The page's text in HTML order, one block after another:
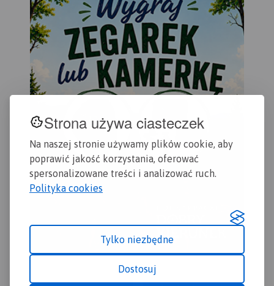
Strona używa ciasteczek
Na naszej stronie używamy plików cookie, aby
poprawić jakość korzystania, oferować
spersonalizowane treści i analizować ruch.
Polityka cookies
Tylko niezbędne
Dostosuj
Dynowskiego bez potrzeby
dostępu do internetu.